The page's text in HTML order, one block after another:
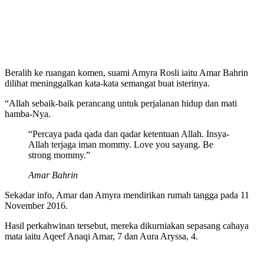
Beralih ke ruangan komen, suami Amyra Rosli iaitu Amar Bahrin
dilihat meninggalkan kata-kata semangat buat isterinya.
“Allah sebaik-baik perancang untuk perjalanan hidup dan mati
hamba-Nya.
“Percaya pada qada dan qadar ketentuan Allah. Insya-
Allah terjaga iman mommy. Love you sayang. Be
strong mommy.”
Amar Bahrin
Sekadar info, Amar dan Amyra mendirikan rumah tangga pada 11
November 2016.
Hasil perkahwinan tersebut, mereka dikurniakan sepasang cahaya
mata iaitu Aqeef Anaqi Amar, 7 dan Aura Aryssa, 4.